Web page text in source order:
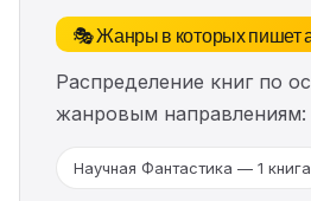
🎭 Жанры в которых пишет
Распределение книг по
жанровым направлениям:
Научная Фантастика — 1 книга